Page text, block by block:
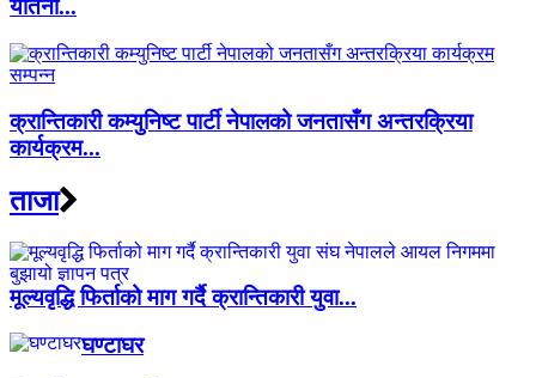
यातना...
क्रान्तिकारी कम्युनिष्ट पार्टी नेपालको जनतासँग अन्तरक्रिया
कार्यक्रम...
ताजा
मूल्यवृद्धि फिर्ताको माग गर्दै क्रान्तिकारी युवा...
घण्टाघर